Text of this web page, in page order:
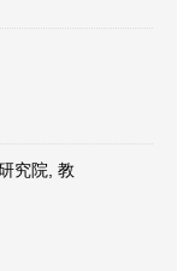
究院, 教